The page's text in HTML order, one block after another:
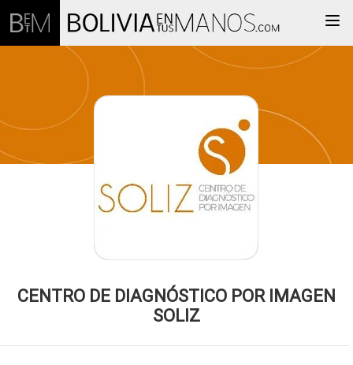
CENTRO DE DIAGNÓSTICO POR IMAGEN
SOLIZ